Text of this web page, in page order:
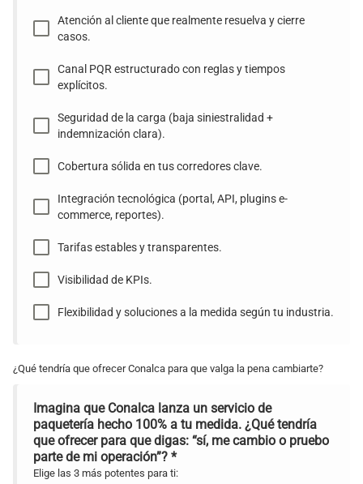
Atención al cliente que realmente resuelva y cierre
casos.
Canal PQR estructurado con reglas y tiempos
explícitos.
Seguridad de la carga (baja siniestralidad +
indemnización clara).
Cobertura sólida en tus corredores clave.
Integración tecnológica (portal, API, plugins e-
commerce, reportes).
Tarifas estables y transparentes.
Visibilidad de KPIs.
Flexibilidad y soluciones a la medida según tu industria.
¿Qué tendría que ofrecer Conalca para que valga la pena cambiarte?
Imagina que Conalca lanza un servicio de
paquetería hecho 100% a tu medida. ¿Qué tendría
que ofrecer para que digas: “sí, me cambio o pruebo
parte de mi operación”? *
Elige las 3 más potentes para ti: